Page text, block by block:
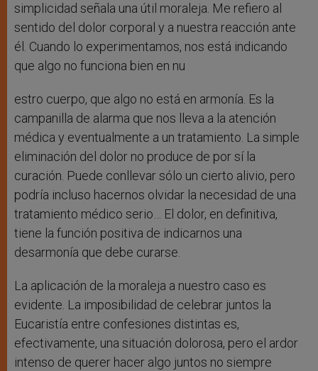
simplicidad señala una útil moraleja. Me refiero al
sentido del dolor corporal y a nuestra reacción ante
él. Cuando lo experimentamos, nos está indicando
que algo no funciona bien en nu
estro cuerpo, que algo no está en armonía. Es la
campanilla de alarma que nos lleva a la atención
médica y eventualmente a un tratamiento. La simple
eliminación del dolor no produce de por sí la
curación. Puede conllevar sólo un cierto alivio, pero
podría incluso hacernos olvidar la necesidad de una
tratamiento médico serio… El dolor, en definitiva,
tiene la función positiva de indicarnos una
desarmonía que debe curarse.
La aplicación de la moraleja a nuestro caso es
evidente. La imposibilidad de celebrar juntos la
Eucaristía entre confesiones distintas es,
efectivamente, una situación dolorosa, pero el ardor
intenso de querer hacer algo juntos no siempre